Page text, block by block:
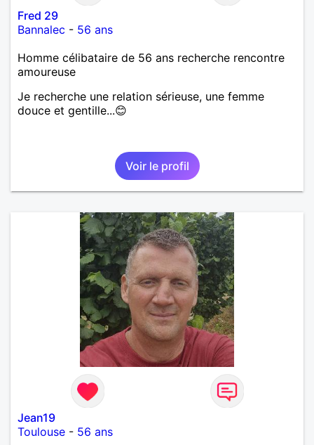
Fred 29
Bannalec - 56 ans
Homme célibataire de 56 ans recherche rencontre
amoureuse
Je recherche une relation sérieuse, une femme
douce et gentille...😊
Voir le profil
Jean19
Toulouse - 56 ans